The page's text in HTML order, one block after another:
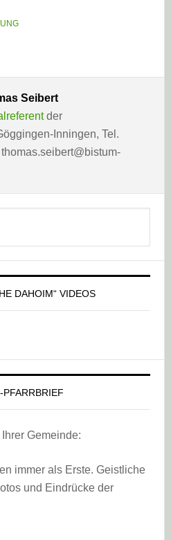
Seibert
der
Inningen, Tel.
DAHOIM“ VIDEOS
PFARRBRIEF
Gemeinde:
immer als Erste. Geistliche
und Eindrücke der